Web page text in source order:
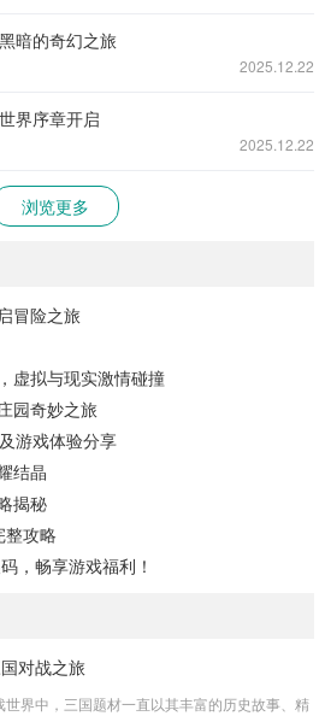
暗的奇幻之旅
2025.12.22
界序章开启
2025.12.22
浏览更多
冒险之旅
虚拟与现实激情碰撞
园奇妙之旅
游戏体验分享
结晶
揭秘
整攻略
，畅享游戏福利！
对战之旅
世界中，三国题材一直以其丰富的历史故事、精